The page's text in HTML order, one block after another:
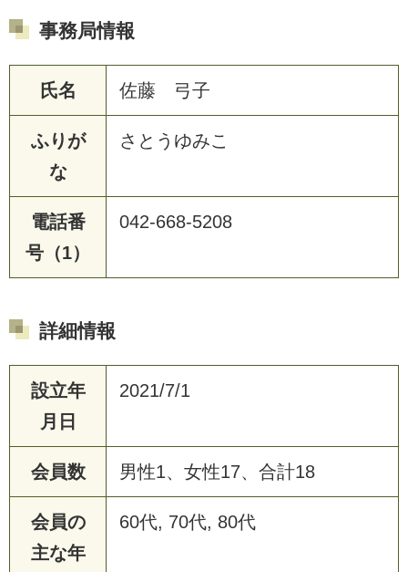
事務局情報
氏名 佐藤 弓子
ふりが
な
さとうゆみこ
電話番
号（1）
042-668-5208
詳細情報
設立年
月日
2021/7/1
会員数 男性1、女性17、合計18
会員の
主な年
60代, 70代, 80代